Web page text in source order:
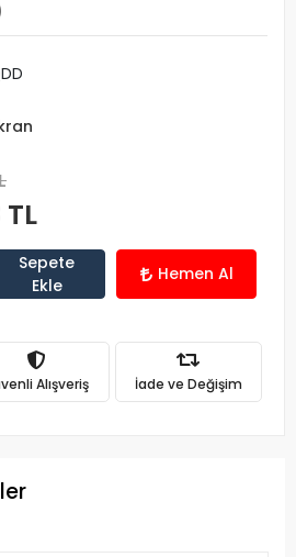
Sepete
Ekle
Hemen Al
Alışveriş İade ve Değişim